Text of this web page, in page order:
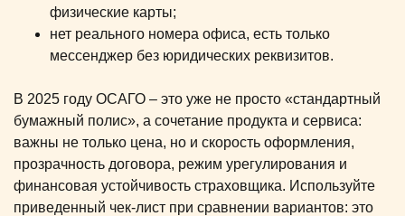
физические карты;
нет реального номера офиса, есть только
мессенджер без юридических реквизитов.
В 2025 году ОСАГО – это уже не просто «стандартный
бумажный полис», а сочетание продукта и сервиса:
важны не только цена, но и скорость оформления,
прозрачность договора, режим урегулирования и
финансовая устойчивость страховщика. Используйте
приведенный чек-лист при сравнении вариантов: это